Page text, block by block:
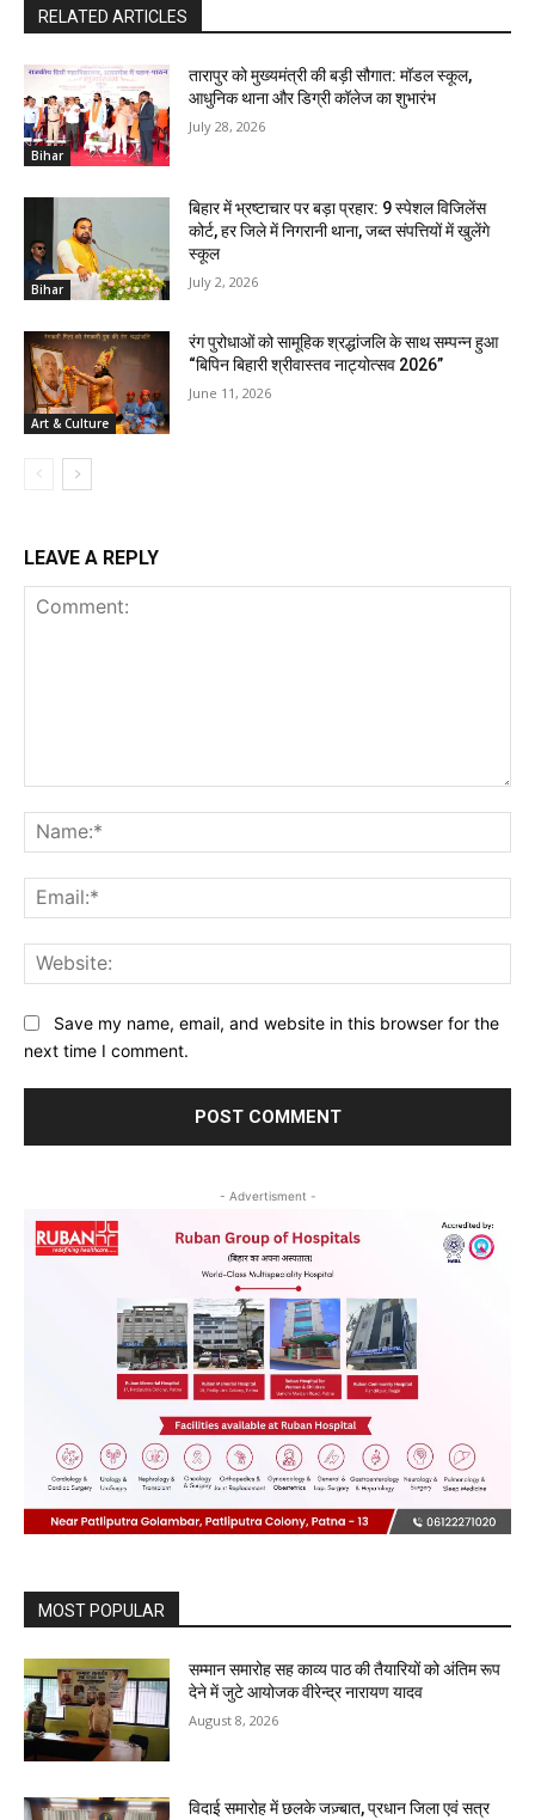
RELATED ARTICLES
Bihar
तारापुर को मुख्यमंत्री की बड़ी सौगात: मॉडल स्कूल,
आधुनिक थाना और डिग्री कॉलेज का शुभारंभ
July 28, 2026
Bihar
बिहार में भ्रष्टाचार पर बड़ा प्रहार: 9 स्पेशल विजिलेंस
कोर्ट, हर जिले में निगरानी थाना, जब्त संपत्तियों में खुलेंगे
स्कूल
July 2, 2026
Art & Culture
रंग पुरोधाओं को सामूहिक श्रद्धांजलि के साथ सम्पन्न हुआ
“बिपिन बिहारी श्रीवास्तव नाट्योत्सव 2026”
June 11, 2026
LEAVE A REPLY
Save my name, email, and website in this browser for the
next time I comment.
- Advertisment -
MOST POPULAR
सम्मान समारोह सह काव्य पाठ की तैयारियों को अंतिम रूप
देने में जुटे आयोजक वीरेन्द्र नारायण यादव
August 8, 2026
विदाई समारोह में छलके जज़्बात, प्रधान जिला एवं सत्र